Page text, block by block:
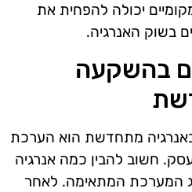
יכולה להפחית את
בשוק האנרגיה.
בהשקעה
מתחדשת הוא הערכת
חשוב להבין כמה אנרגיה
המערכת המתאימה. לאחר